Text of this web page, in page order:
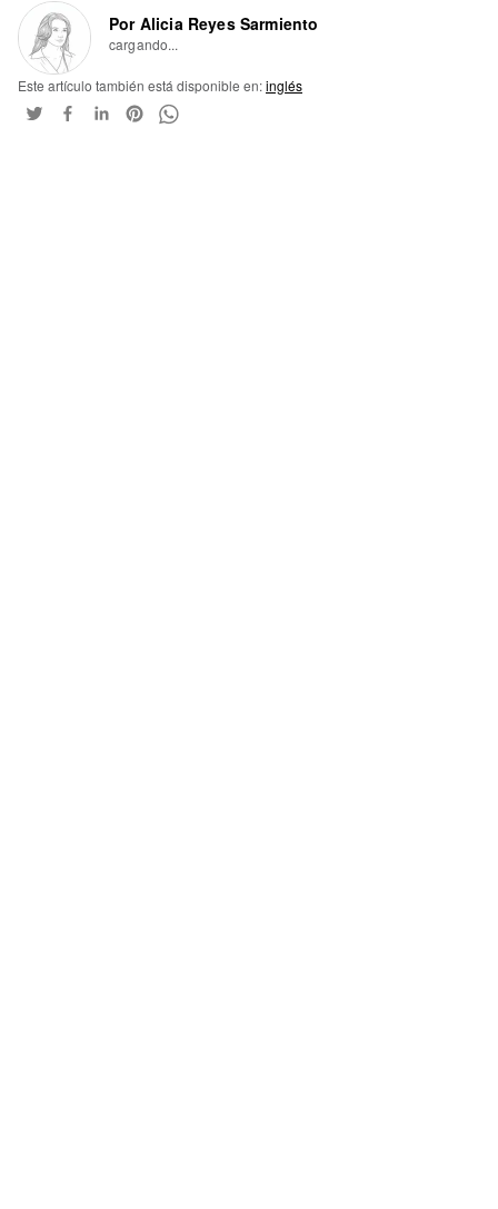
Por Alicia Reyes Sarmiento
cargando...
Este artículo también está disponible en:inglés